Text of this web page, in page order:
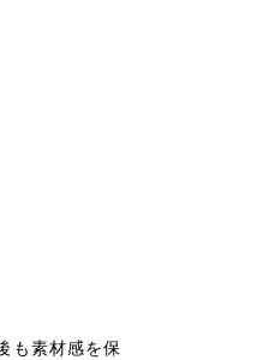
も素材感を保